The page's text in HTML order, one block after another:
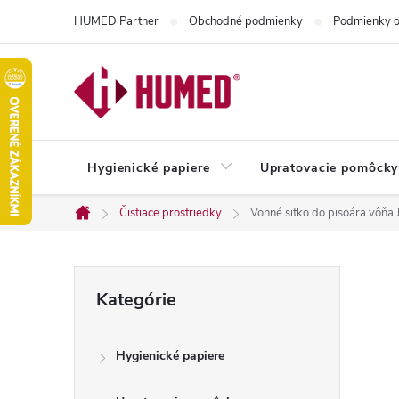
obsah
HUMED Partner Obchodné podmienky Podmienky
Hygienické papiere Upratovacie pomôcky
Domov
Čistiace prostriedky Vonné sitko do pisoára vôňa
kategórie
Kategórie
Hygienické papiere